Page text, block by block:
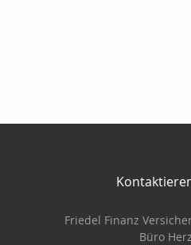
Friedel Finanz
Büro